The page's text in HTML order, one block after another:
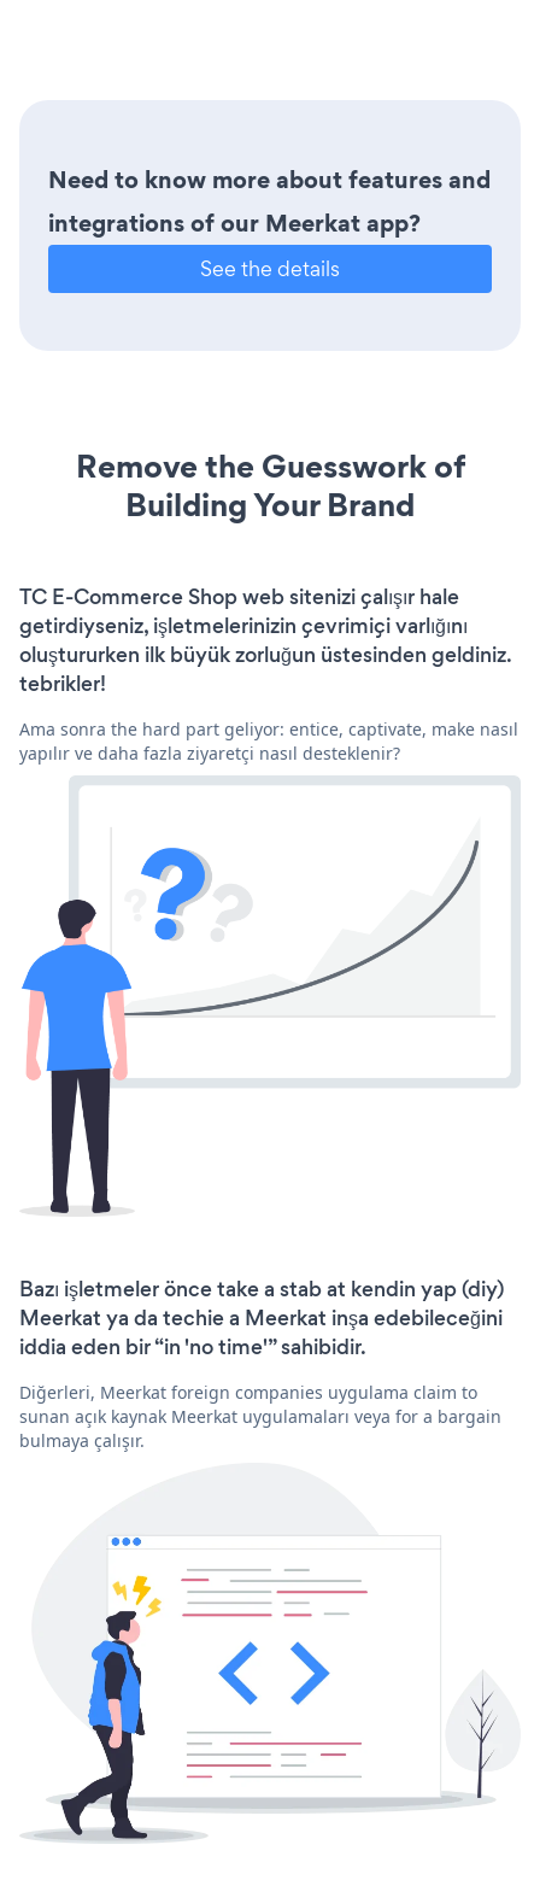
Need to know more about features and
integrations of our Meerkat app?
See the details
Remove the Guesswork of
Building Your Brand
TC E-Commerce Shop web sitenizi çalışır hale
getirdiyseniz, işletmelerinizin çevrimiçi varlığını
oluştururken ilk büyük zorluğun üstesinden geldiniz.
tebrikler!
Ama sonra the hard part geliyor: entice, captivate, make nasıl
yapılır ve daha fazla ziyaretçi nasıl desteklenir?
Bazı işletmeler önce take a stab at kendin yap (diy)
Meerkat ya da techie a Meerkat inşa edebileceğini
iddia eden bir “in 'no time'” sahibidir.
Diğerleri, Meerkat foreign companies uygulama claim to
sunan açık kaynak Meerkat uygulamaları veya for a bargain
bulmaya çalışır.